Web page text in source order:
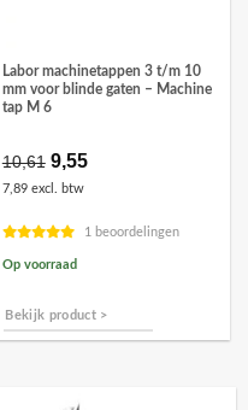
Labor machinetappen 3 t/m 10
mm voor blinde gaten – Machine
tap M 6
10,61 Oorspronkelijke
prijs
was:
9,55Huidige
7,89 excl. btw
1 beoordelingen
Op voorraad
Bekijk product >